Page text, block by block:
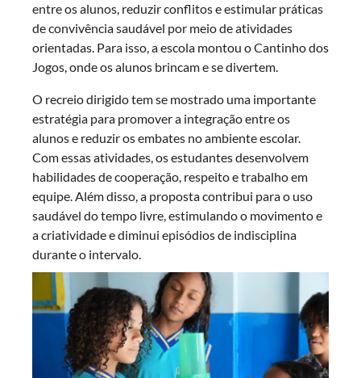
entre os alunos, reduzir conflitos e estimular práticas
de convivência saudável por meio de atividades
orientadas. Para isso, a escola montou o Cantinho dos
Jogos, onde os alunos brincam e se divertem.
O recreio dirigido tem se mostrado uma importante
estratégia para promover a integração entre os
alunos e reduzir os embates no ambiente escolar.
Com essas atividades, os estudantes desenvolvem
habilidades de cooperação, respeito e trabalho em
equipe. Além disso, a proposta contribui para o uso
saudável do tempo livre, estimulando o movimento e
a criatividade e diminui episódios de indisciplina
durante o intervalo.